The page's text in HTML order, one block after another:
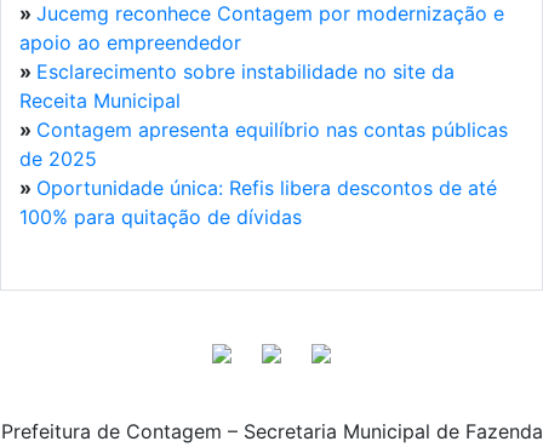
» Jucemg reconhece Contagem por modernização e
apoio ao empreendedor
» Esclarecimento sobre instabilidade no site da
Receita Municipal
» Contagem apresenta equilíbrio nas contas públicas
de 2025
» Oportunidade única: Refis libera descontos de até
100% para quitação de dívidas
Prefeitura de Contagem – Secretaria Municipal de Fazenda